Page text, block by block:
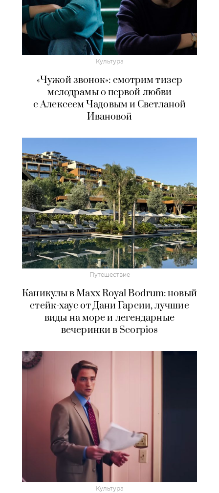
Культура
«Чужой звонок»: смотрим тизер
мелодрамы о первой любви
с Алексеем Чадовым и Светланой
Ивановой
Путешествие
Каникулы в Maxx Royal Bodrum: новый
стейк-хаус от Дани Гарсии, лучшие
виды на море и легендарные
вечеринки в Scorpios
Культура